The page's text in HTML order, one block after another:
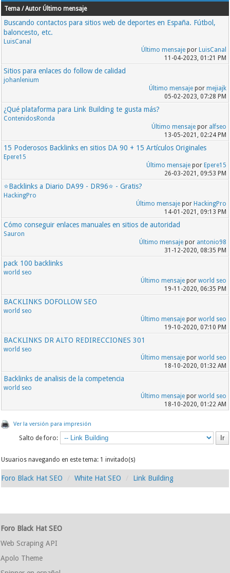
Tema / Autor Último mensaje
Buscando contactos para sitios web de deportes en España. Fútbol,
baloncesto, etc.
LuisCanal
Último mensajepor LuisCanal
11-04-2023, 01:21 PM
Sitios para enlaces do follow de calidad
johanlenium
Último mensajepor mejiajk
05-02-2023, 07:28 PM
¿Qué plataforma para Link Building te gusta más?
ContenidosRonda
Último mensajepor alfseo
13-05-2021, 02:24 PM
15 Poderosos Backlinks en sitios DA 90 + 15 Artículos Originales
Epere15
Último mensajepor Epere15
26-03-2021, 09:53 PM
⭐️Backlinks a Diario DA99 - DR96⭐️ - Gratis?
HackingPro
Último mensajepor HackingPro
14-01-2021, 09:13 PM
Cómo conseguir enlaces manuales en sitios de autoridad
Sauron
Último mensajepor antonio98
31-12-2020, 08:35 PM
pack 100 backlinks
world seo
Último mensajepor world seo
19-11-2020, 06:35 PM
BACKLINKS DOFOLLOW SEO
world seo
Último mensajepor world seo
19-10-2020, 07:10 PM
BACKLINKS DR ALTO REDIRECCIONES 301
world seo
Último mensajepor world seo
18-10-2020, 01:32 AM
Backlinks de analisis de la competencia
world seo
Último mensajepor world seo
18-10-2020, 01:22 AM
Ver la versión para impresión
Salto de foro:
Usuarios navegando en este tema: 1 invitado(s)
Foro Black Hat SEO White Hat SEO Link Building
Foro Black Hat SEO
Web Scraping API
Apolo Theme